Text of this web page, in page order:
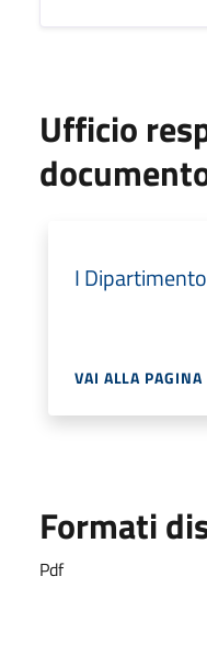
Ufficio
I
VAI ALLA PAGINA
Formati
Pdf